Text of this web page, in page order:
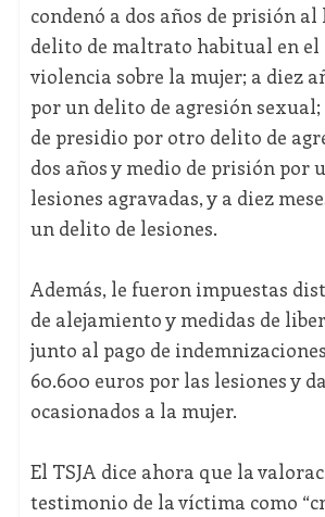
condenó a dos años de prisión
delito de maltrato habitual en el
violencia sobre la mujer; a diez
por un delito de agresión sexual;
de presidio por otro delito de
dos años y medio de prisión por
lesiones agravadas, y a diez
un delito de lesiones.
Además, le fueron impuestas
de alejamiento y medidas de
junto al pago de
60.600 euros por las lesiones y
ocasionados a la mujer.
El TSJA dice ahora que la
testimonio de la víctima como